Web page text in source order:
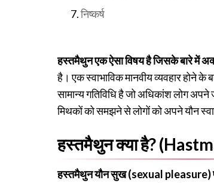
निष्कर्ष
हस्तमैथुन एक ऐसा विषय है जिसके बारे में
है। एक स्वाभाविक मानवीय व्यवहार होने
सामान्य गतिविधि है जो अधिकांश लोग
मिथकों को समझने से लोगों को अपने यौन
हस्तमैथुन क्या है?
हस्तमैथुन यौन सुख (sexual pleasure)